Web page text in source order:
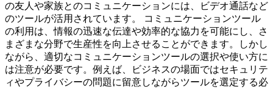
の友人や家族とのコミュニケーションには、ビデオ通話など
のツールが活用されています。 コミュニケーションツール
の利用は、情報の迅速な伝達や効率的な協力を可能にし、さ
まざまな分野で生産性を向上させることができます。しかし
ながら、適切なコミュニケーションツールの選択や使い方に
は注意が必要です。例えば、ビジネスの場面ではセキュリテ
ィやプライバシーの問題に留意しながらツールを選定する必